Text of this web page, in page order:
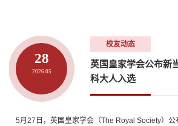
职工）获全国创新争先奖状。薛天（9500），
学，2000年获学士学位。...
28
2026.05
校友动态
英国皇家学会公布新
科大人入选
5月27日，英国皇家学会（The Royal Society）